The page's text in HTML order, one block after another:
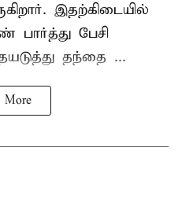
இதற்கிடையில்
பார்த்து பேசி
தந்தை ...
More